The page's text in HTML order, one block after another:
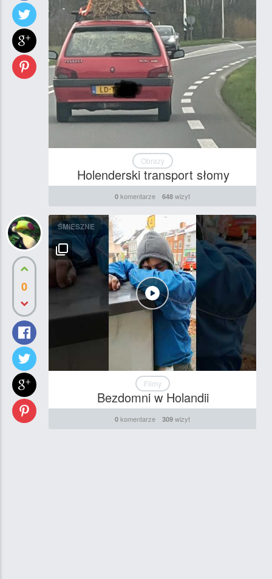
Obrazy
Holenderski transport słomy
0 komentarze 648 wizyt
0
ŚMIESZNE
Filmy
Bezdomni w Holandii
0 komentarze 309 wizyt